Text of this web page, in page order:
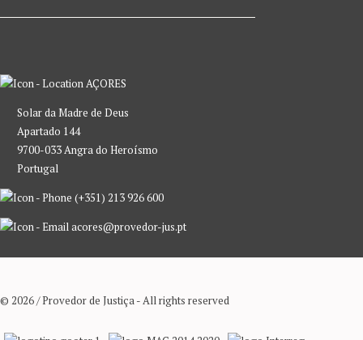
AÇORES
Solar da Madre de Deus
Apartado 144
9700-033 Angra do Heroísmo
Portugal
(+351) 213 926 600
acores@provedor-jus.pt
© 2026 / Provedor de Justiça - All rights reserved